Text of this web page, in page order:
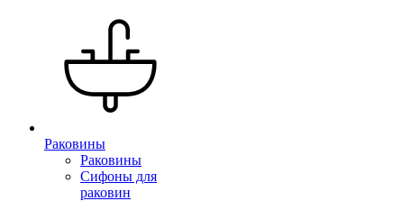
Раковины
Раковины
Сифоны для
раковин